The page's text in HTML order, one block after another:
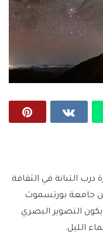
​​درب التبانة في الثقافة
جامعة بورتسموث
يكون التصوير البصري
الليل.